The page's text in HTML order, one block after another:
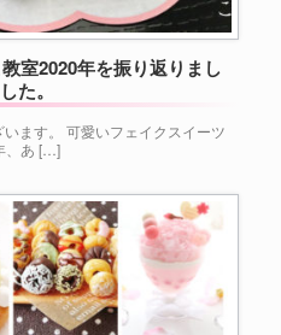
室2020年を振り返りまし
た。
ます。 可愛いフェイクスイーツ
、あ […]